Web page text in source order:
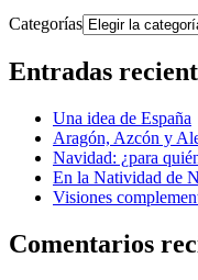
Categorías
Entradas
Una idea de España
Aragón, Azcón y
Navidad: ¿para
En la Natividad de
Visiones
Comentarios